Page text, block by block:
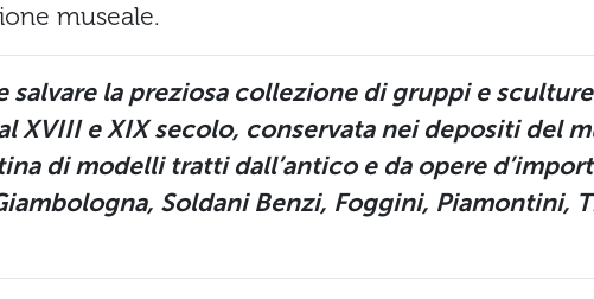
museale.
salvare la preziosa collezione di gruppi e
XVIII e XIX secolo, conservata nei depositi del
di modelli tratti dall’antico e da opere
Soldani Benzi, Foggini, Piamontini,